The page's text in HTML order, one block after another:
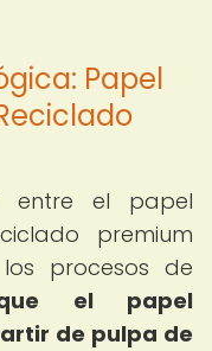
Papel
entre el papel
premium
procesos de
el papel
de pulpa de